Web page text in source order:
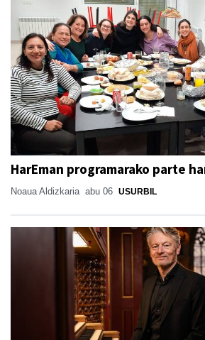
HarEman programarako parte
Noaua Aldizkaria abu 06 USURBIL